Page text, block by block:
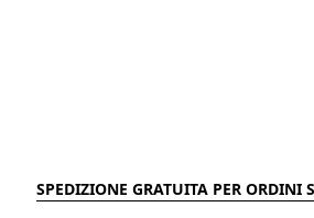
SPEDIZIONE GRATUITA PER ORDINI